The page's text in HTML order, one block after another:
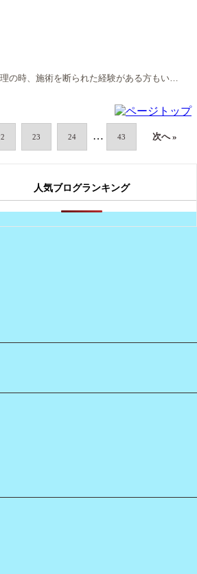
の時、施術を断られた経験がある方もい…
23 24 … 43 次へ »
人気ブログランキング